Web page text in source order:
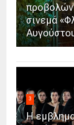
σινεμά
3
Η